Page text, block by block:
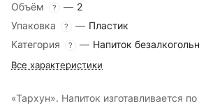
Объём
? — 2
Упаковка
? — Пластик
Категория
? — Напиток
Все характеристики
«Тархун». Напиток изготавливается